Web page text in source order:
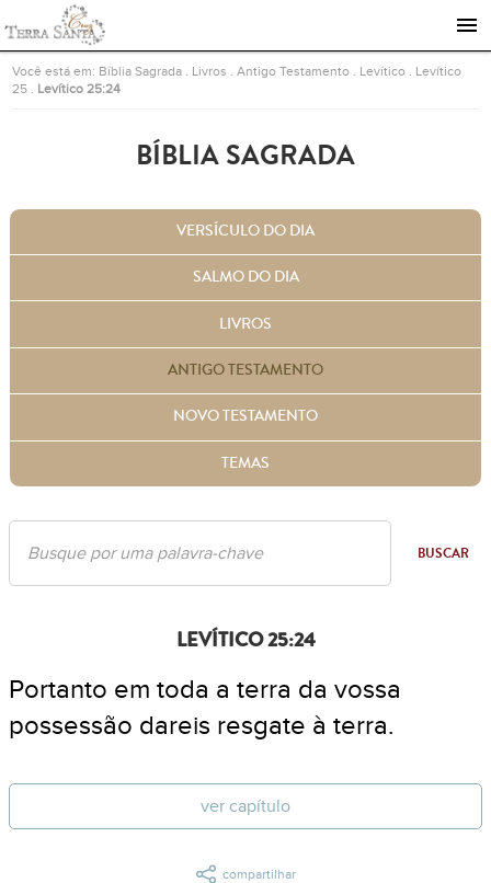
Ir para a página inicial
Você está em: Bíblia Sagrada Livros .Antigo Testamento Levítico
Levítico
25
Levítico 25:24
BÍBLIA SAGRADA
VERSÍCULO DO DIA
SALMO DO DIA
LIVROS
ANTIGO TESTAMENTO
NOVO TESTAMENTO
TEMAS
BUSCAR
LEVÍTICO 25:24
Portanto em toda a terra da vossa
possessão dareis resgate à terra.
ver capítulo
compartilhar